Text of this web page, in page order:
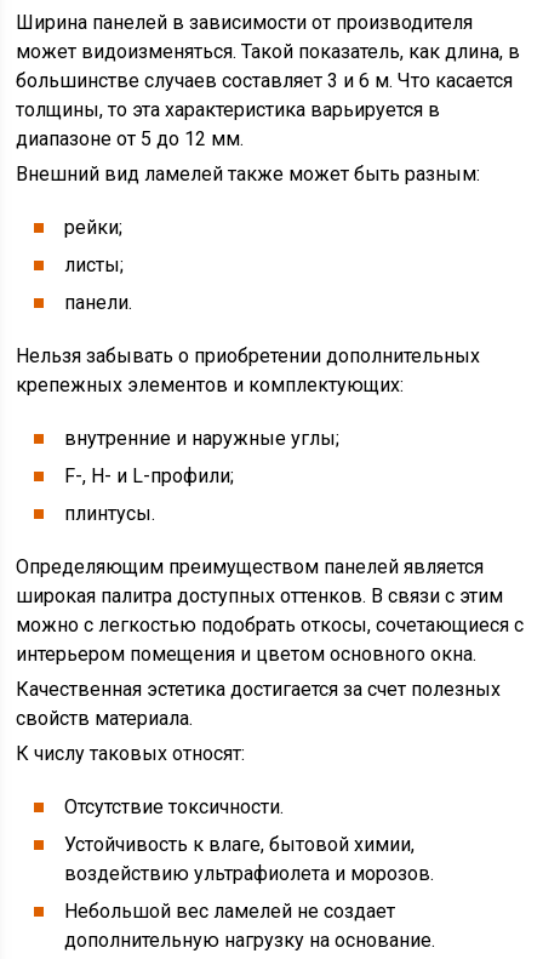
Ширина панелей в зависимости от производителя
может видоизменяться. Такой показатель, как длина, в
большинстве случаев составляет 3 и 6 м. Что касается
толщины, то эта характеристика варьируется в
диапазоне от 5 до 12 мм.
Внешний вид ламелей также может быть разным:
рейки;
листы;
панели.
Нельзя забывать о приобретении дополнительных
крепежных элементов и комплектующих:
внутренние и наружные углы;
F-, H- и L-профили;
плинтусы.
Определяющим преимуществом панелей является
широкая палитра доступных оттенков. В связи с этим
можно с легкостью подобрать откосы, сочетающиеся с
интерьером помещения и цветом основного окна.
Качественная эстетика достигается за счет полезных
свойств материала.
К числу таковых относят:
Отсутствие токсичности.
Устойчивость к влаге, бытовой химии,
воздействию ультрафиолета и морозов.
Небольшой вес ламелей не создает
дополнительную нагрузку на основание.